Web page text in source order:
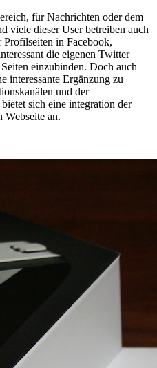
für Nachrichten oder dem
viele dieser User betreiben auch
Profilseiten in Facebook,
die eigenen Twitter
einzubinden. Doch auch
interessante Ergänzung zu
und der
sich eine integration der
Webseite an.